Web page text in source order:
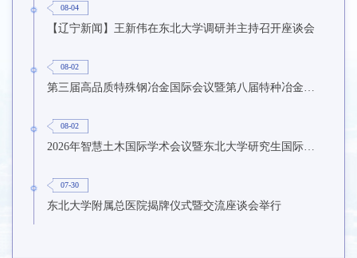
08-04
【辽宁新闻】王新伟在东北大学调研并主持召开座谈会
08-02
08-02
2026年智慧土木国际学术会议暨东北大学研究生国际暑期学校第九期在东北大学召开
07-30
东北大学附属总医院揭牌仪式暨交流座谈会举行